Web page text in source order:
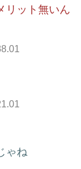
リット無いん
ゃね